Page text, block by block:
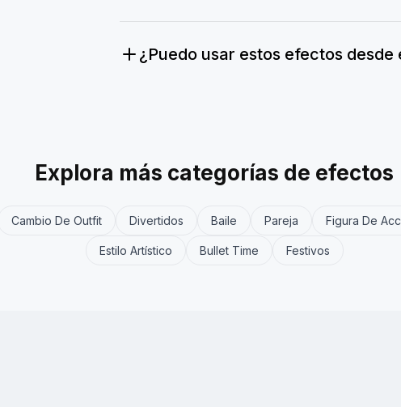
¿Puedo usar estos efectos desde
Explora más categorías de efectos
Cambio De Outfit Divertidos Baile Pareja Figura De
Estilo Artístico Bullet Time Festivos